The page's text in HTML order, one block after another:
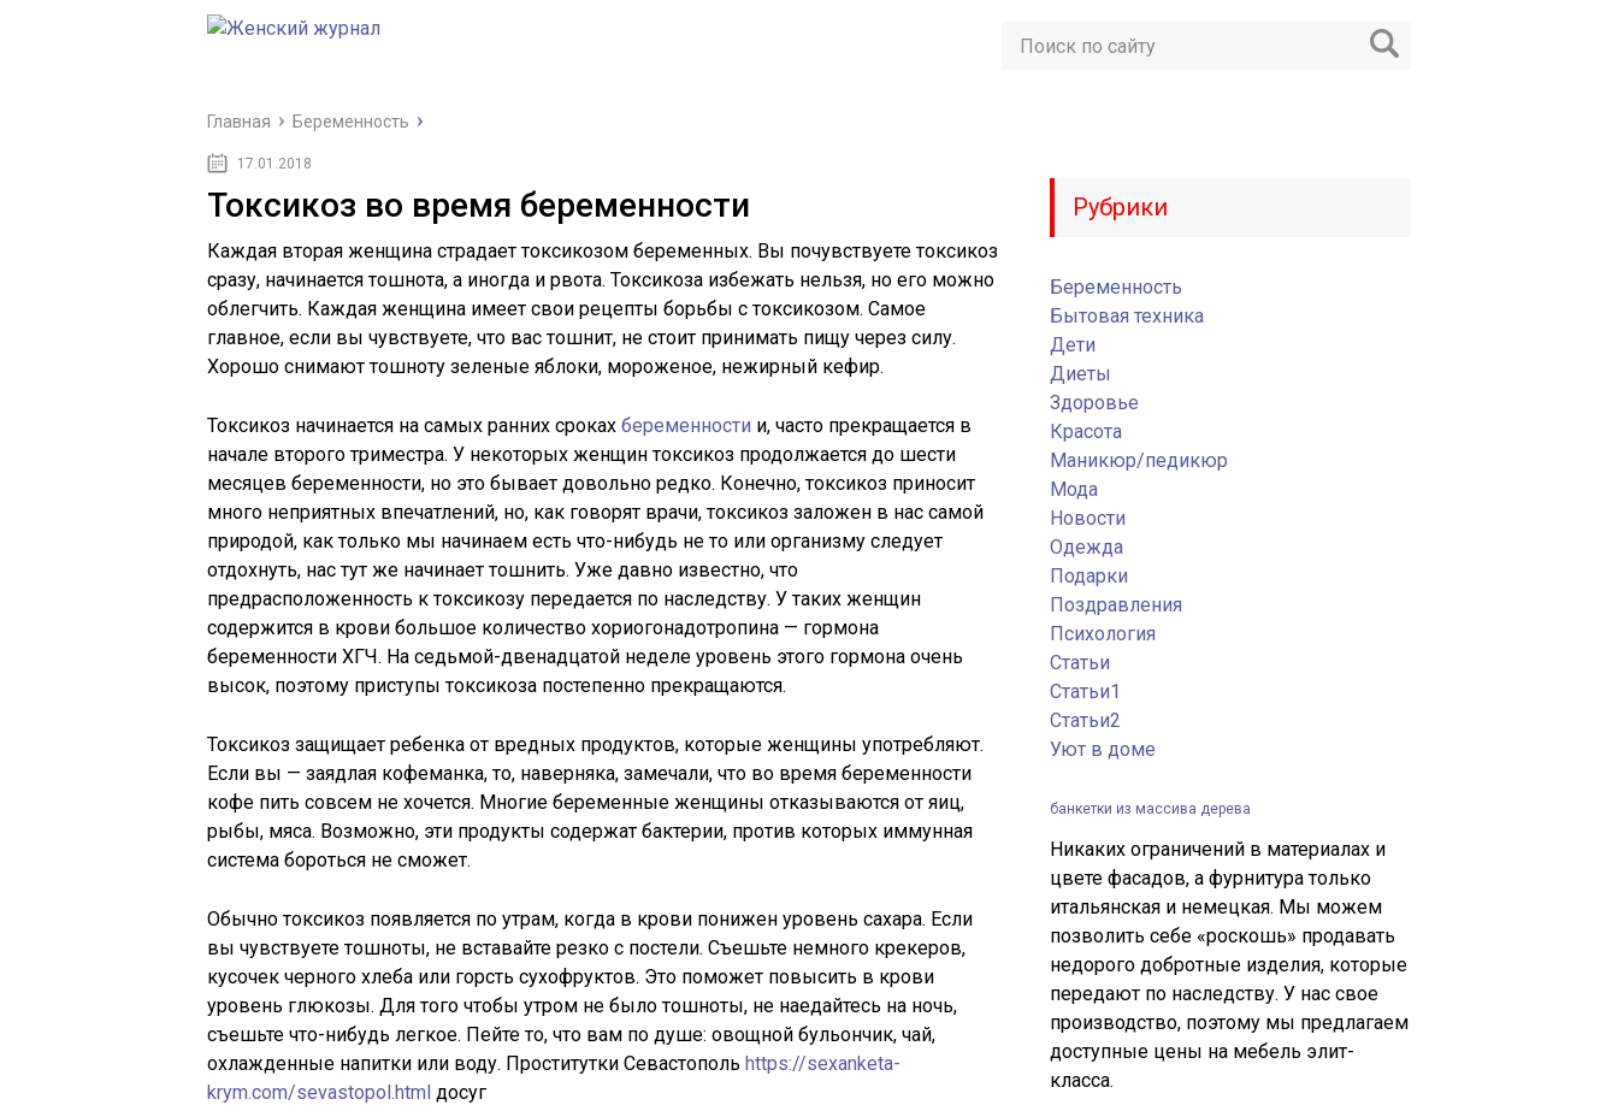
Главная Беременность
17.01.2018
Токсикоз во время беременности
Каждая вторая женщина страдает токсикозом беременных. Вы почувствуете токсикоз
сразу, начинается тошнота, а иногда и рвота. Токсикоза избежать нельзя, но его можно
облегчить. Каждая женщина имеет свои рецепты борьбы с токсикозом. Самое
главное, если вы чувствуете, что вас тошнит, не стоит принимать пищу через силу.
Хорошо снимают тошноту зеленые яблоки, мороженое, нежирный кефир.
Токсикоз начинается на самых ранних сроках беременности и, часто прекращается в
начале второго триместра. У некоторых женщин токсикоз продолжается до шести
месяцев беременности, но это бывает довольно редко. Конечно, токсикоз приносит
много неприятных впечатлений, но, как говорят врачи, токсикоз заложен в нас самой
природой, как только мы начинаем есть что-нибудь не то или организму следует
отдохнуть, нас тут же начинает тошнить. Уже давно известно, что
предрасположенность к токсикозу передается по наследству. У таких женщин
содержится в крови большое количество хориогонадотропина — гормона
беременности ХГЧ. На седьмой-двенадцатой неделе уровень этого гормона очень
высок, поэтому приступы токсикоза постепенно прекращаются.
Токсикоз защищает ребенка от вредных продуктов, которые женщины употребляют.
Если вы — заядлая кофеманка, то, наверняка, замечали, что во время беременности
кофе пить совсем не хочется. Многие беременные женщины отказываются от яиц,
рыбы, мяса. Возможно, эти продукты содержат бактерии, против которых иммунная
система бороться не сможет.
Обычно токсикоз появляется по утрам, когда в крови понижен уровень сахара. Если
вы чувствуете тошноты, не вставайте резко с постели. Съешьте немного крекеров,
кусочек черного хлеба или горсть сухофруктов. Это поможет повысить в крови
уровень глюкозы. Для того чтобы утром не было тошноты, не наедайтесь на ночь,
съешьте что-нибудь легкое. Пейте то, что вам по душе: овощной бульончик, чай,
охлажденные напитки или воду. Проститутки Севастополь https://sexanketa-
krym.com/sevastopol.html досуг
Рубрики
Беременность
Бытовая техника
Дети
Диеты
Здоровье
Красота
Маникюр/педикюр
Мода
Новости
Одежда
Подарки
Поздравления
Психология
Статьи
Статьи1
Статьи2
Уют в доме
банкетки из массива дерева
Никаких ограничений в материалах и
цвете фасадов, а фурнитура только
итальянская и немецкая. Мы можем
позволить себе «роскошь» продавать
недорого добротные изделия, которые
передают по наследству. У нас свое
производство, поэтому мы предлагаем
доступные цены на мебель элит-
класса.